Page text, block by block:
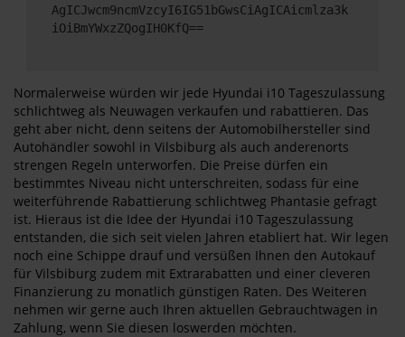
AgICJwcm9ncmVzcyI6IG51bGwsCiAgICAicmlza3k
iOiBmYWxzZQogIH0KfQ==
Normalerweise würden wir jede Hyundai i10 Tageszulassung
schlichtweg als Neuwagen verkaufen und rabattieren. Das
geht aber nicht, denn seitens der Automobilhersteller sind
Autohändler sowohl in Vilsbiburg als auch anderenorts
strengen Regeln unterworfen. Die Preise dürfen ein
bestimmtes Niveau nicht unterschreiten, sodass für eine
weiterführende Rabattierung schlichtweg Phantasie gefragt
ist. Hieraus ist die Idee der Hyundai i10 Tageszulassung
entstanden, die sich seit vielen Jahren etabliert hat. Wir legen
noch eine Schippe drauf und versüßen Ihnen den Autokauf
für Vilsbiburg zudem mit Extrarabatten und einer cleveren
Finanzierung zu monatlich günstigen Raten. Des Weiteren
nehmen wir gerne auch Ihren aktuellen Gebrauchtwagen in
Zahlung, wenn Sie diesen loswerden möchten.